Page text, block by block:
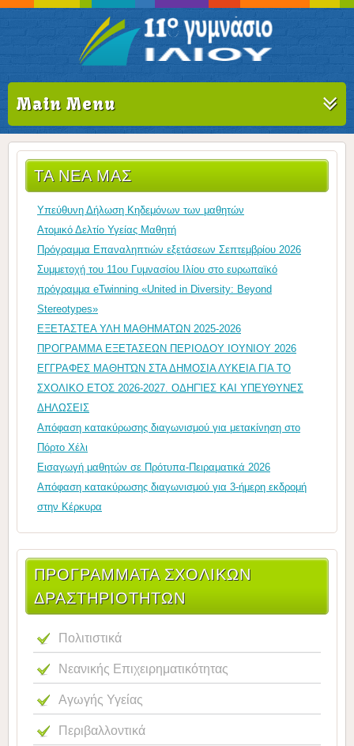
Main Menu
ΤΑ ΝΈΑ ΜΑΣ
Υπεύθυνη Δήλωση Κηδεμόνων των μαθητών
Ατομικό Δελτίο Υγείας Μαθητή
Πρόγραμμα Επαναληπτιών εξετάσεων Σεπτεμβρίου 2026
Συμμετοχή του 11ου Γυμνασίου Ιλίου στο ευρωπαϊκό
πρόγραμμα eTwinning «United in Diversity: Beyond
Stereotypes»
ΕΞΕΤΑΣΤΕΑ ΥΛΗ ΜΑΘΗΜΑΤΩΝ 2025-2026
ΠΡΟΓΡΑΜΜΑ ΕΞΕΤΑΣΕΩΝ ΠΕΡΙΟΔΟΥ ΙΟΥΝΙΟΥ 2026
ΕΓΓΡΑΦΕΣ ΜΑΘΗΤΏΝ ΣΤΑ ΔΗΜΟΣΙΑ ΛΥΚΕΙΑ ΓΙΑ ΤΟ
ΣΧΟΛΙΚΟ ΕΤΟΣ 2026-2027. ΟΔΗΓΊΕΣ ΚΑΙ ΥΠΕΥΘΥΝΕΣ
ΔΗΛΩΣΕΙΣ
Απόφαση κατακύρωσης διαγωνισμού για μετακίνηση στο
Πόρτο Χέλι
Εισαγωγή μαθητών σε Πρότυπα-Πειραματικά 2026
Απόφαση κατακύρωσης διαγωνισμού για 3-ήμερη εκδρομή
στην Κέρκυρα
ΠΡΟΓΡΑΜΜΑΤΑ ΣΧΟΛΙΚΩΝ
ΔΡΑΣΤΗΡΙΟΤΗΤΩΝ
Πολιτιστικά
Νεανικής Επιχειρηματικότητας
Αγωγής Υγείας
Περιβαλλοντικά